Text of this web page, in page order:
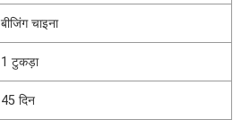
बीजिंग चाइना
1 टुकड़ा
45 दिन